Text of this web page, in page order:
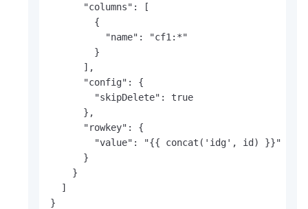
      "columns": [
        {
          "name": "cf1:*"
        }
      ],
      "config": {
        "skipDelete": true
      },
      "rowkey": {
        "value": "{{ concat('idg', id) }}"
      }
    }
  ]
}